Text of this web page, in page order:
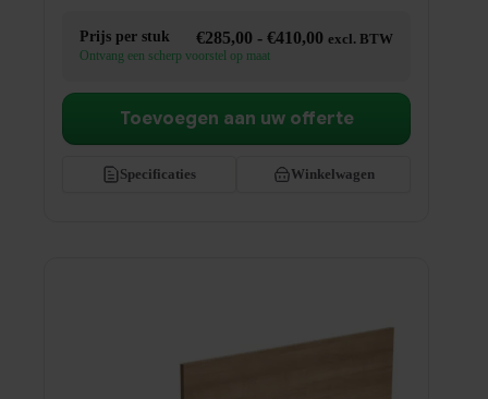
Prijs per stuk €285,00 - €410,00 Prijsklasse:
€410,00
excl. BTW
Ontvang een scherp voorstel op maat
Specificaties Winkelwagen
Toevoegen aan uw offerte